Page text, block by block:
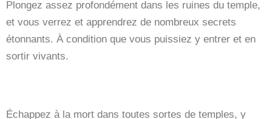
Plongez assez profondément dans les ruines du temple,
et vous verrez et apprendrez de nombreux secrets
étonnants. À condition que vous puissiez y entrer et en
sortir vivants.
Échappez à la mort dans toutes sortes de temples, y